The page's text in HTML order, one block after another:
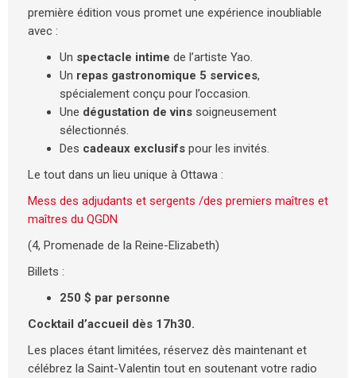
première édition vous promet une expérience inoubliable
avec :
Un spectacle intime de l’artiste Yao.
Un repas gastronomique 5 services,
spécialement conçu pour l’occasion.
Une dégustation de vins soigneusement
sélectionnés.
Des cadeaux exclusifs pour les invités.
Le tout dans un lieu unique à Ottawa :
Mess des adjudants et sergents /des premiers maîtres et
maîtres du QGDN
(4, Promenade de la Reine-Elizabeth)
Billets :
250 $ par personne
Cocktail d’accueil dès 17h30.
Les places étant limitées, réservez dès maintenant et
célébrez la Saint-Valentin tout en soutenant votre radio